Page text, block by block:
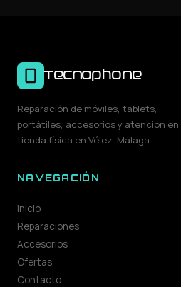
Tecnophone
Reparación de móviles, tablets,
portátiles, accesorios y atención en
tienda física en Vélez-Málaga.
NAVEGACIÓN
Inicio
Reparaciones
Accesorios
Ofertas
Contacto